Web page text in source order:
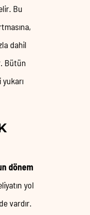
Bu
dahil
Bütün
dönem
yol
vardır.